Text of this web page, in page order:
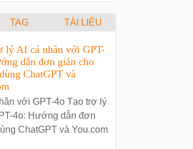
TAG TÀI LIỆU
lý AI cá nhân với GPT-
dẫn đơn giản cho
ChatGPT và
với GPT-4o Tạo trợ lý
4o: Hướng dẫn đơn
ChatGPT và You.com